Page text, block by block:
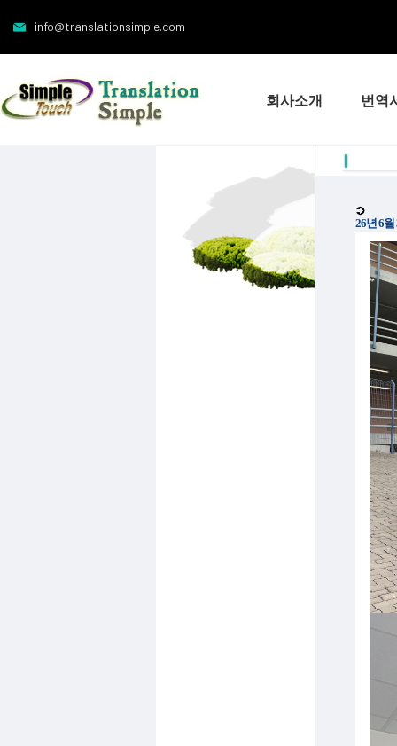
info@translationsimple.com
회사소개 번역
26년 6